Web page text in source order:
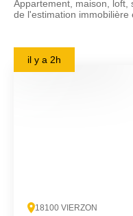
Appartement, maison,
de l'estimation immobilière
il y a 2h
18100 VIERZON